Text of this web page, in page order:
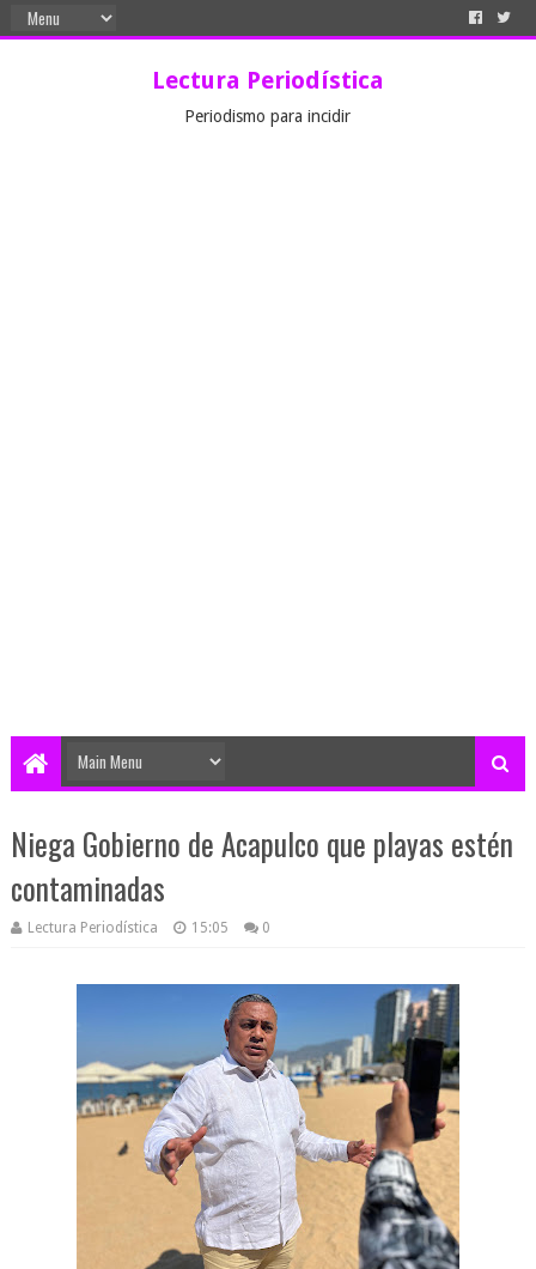
Lectura Periodística
Periodismo para incidir
Niega Gobierno de Acapulco que playas estén
contaminadas
Lectura Periodística 15:05 0